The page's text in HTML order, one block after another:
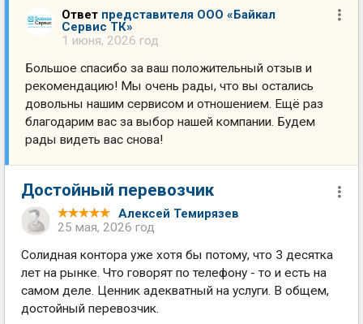
Ответ представителя ООО «Байкал
Сервис ТК»
1 июня, 2026 год
Большое спасибо за ваш положительный отзыв и
рекомендацию! Мы очень рады, что вы остались
довольны нашим сервисом и отношением. Ещё раз
благодарим вас за выбор нашей компании. Будем
рады видеть вас снова!
Достойный перевозчик
Алексей Темирязев
25 мая, 2026 год
Солидная контора уже хотя бы потому, что 3 десятка
лет на рынке. Что говорят по телефону - то и есть на
самом деле. Ценник адекватный на услуги. В общем,
достойный перевозчик.